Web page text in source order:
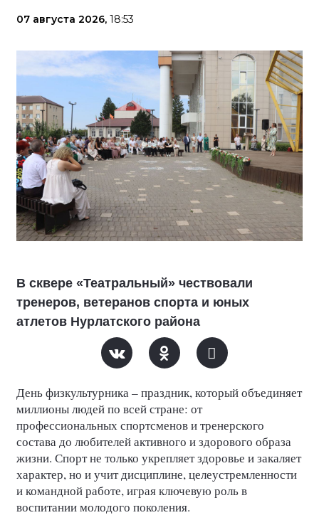
07 августа 2026, 18:53
В сквере «Театральный» чествовали
тренеров, ветеранов спорта и юных
атлетов Нурлатского района
День физкультурника – праздник, который объединяет
миллионы людей по всей стране: от
профессиональных спортсменов и тренерского
состава до любителей активного и здорового образа
жизни. Спорт не только укрепляет здоровье и закаляет
характер, но и учит дисциплине, целеустремленности
и командной работе, играя ключевую роль в
воспитании молодого поколения.